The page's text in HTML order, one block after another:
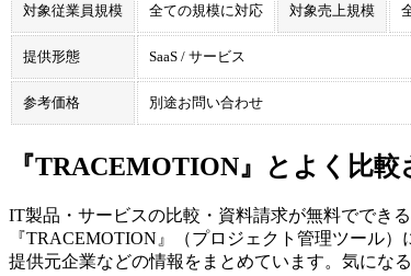
対象従業員規模 全ての規模に対応 対象売上規模
提供形態 SaaS / サービス
参考価格 別途お問い合わせ
『TRACEMOTION』とよく比
IT製品・サービスの比較・資料請求が無料ででき
『TRACEMOTION』（プロジェクト管理ツール）
提供元企業などの情報をまとめています。気にな